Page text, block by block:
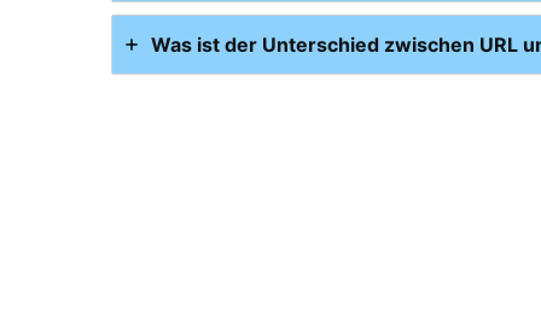
Was ist der Unterschied zwischen URL